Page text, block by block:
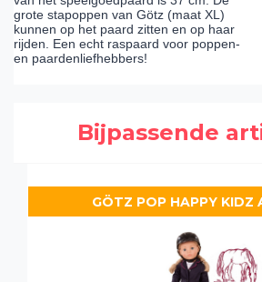
grote stapoppen van Götz (maat XL)
kunnen op het paard zitten en op haar
rijden. Een echt raspaard voor poppen-
en paardenliefhebbers!
Bijpassende
GÖTZ POP HAPPY KIDZ